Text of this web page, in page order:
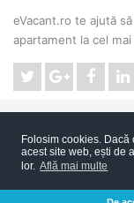
Folosim cookies. Dacă
acest site web, ești de
lor. Află mai multe
eVacant.ro te ajută
apartament la cel